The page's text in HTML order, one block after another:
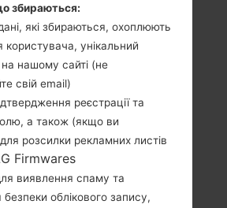
Зємний Li-Ion 830
-
збираються:
які збираються, охоплюють
користувача, унікальний
на нашому сайті (не
свій email)
реєстрації та
а також (якщо ви
розсилки рекламних листів
Firmwares
виявлення спаму та
облікового запису,